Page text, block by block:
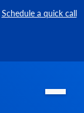
Schedule a quick call